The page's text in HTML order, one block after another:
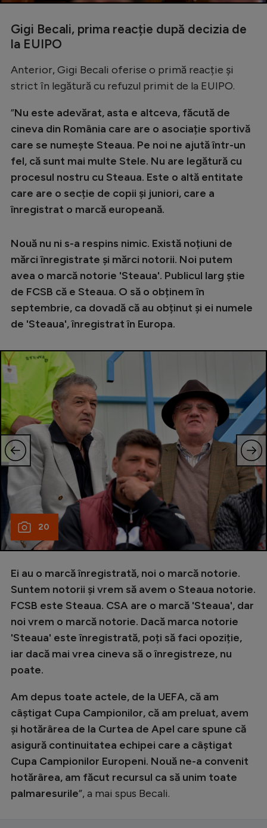
Gigi Becali, prima reacție după decizia de
la EUIPO
Anterior, Gigi Becali oferise o primă reacție și
strict în legătură cu refuzul primit de la EUIPO.
”Nu este adevărat, asta e altceva, făcută de
cineva din România care are o asociație sportivă
care se numește Steaua. Pe noi ne ajută într-un
fel, că sunt mai multe Stele. Nu are legătură cu
procesul nostru cu Steaua. Este o altă entitate
care are o secție de copii și juniori, care a
înregistrat o marcă europeană.
Nouă nu ni s-a respins nimic. Există noțiuni de
mărci înregistrate și mărci notorii. Noi putem
avea o marcă notorie 'Steaua'. Publicul larg știe
de FCSB că e Steaua. O să o obținem în
septembrie, ca dovadă că au obținut și ei numele
de 'Steaua', înregistrat în Europa.
20
Ei au o marcă înregistrată, noi o marcă notorie.
Suntem notorii și vrem să avem o Steaua notorie.
FCSB este Steaua. CSA are o marcă 'Steaua', dar
noi vrem o marcă notorie. Dacă marca notorie
'Steaua' este înregistrată, poți să faci opoziție,
iar dacă mai vrea cineva să o înregistreze, nu
poate.
Am depus toate actele, de la UEFA, că am
câștigat Cupa Campionilor, că am preluat, avem
și hotărârea de la Curtea de Apel care spune că
asigură continuitatea echipei care a câștigat
Cupa Campionilor Europeni. Nouă ne-a convenit
hotărârea, am făcut recursul ca să unim toate
palmaresurile”, a mai spus Becali.